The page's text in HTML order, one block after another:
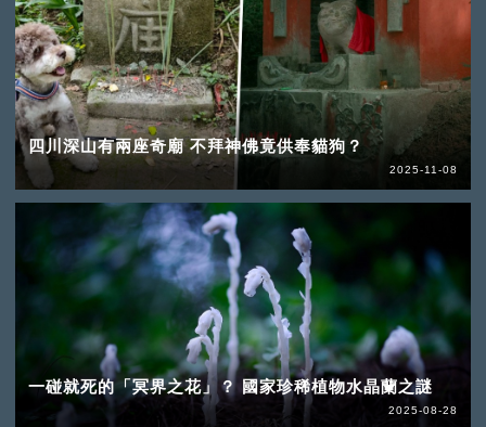
四川深山有兩座奇廟 不拜神佛竟供奉貓狗？
2025-11-08
一碰就死的「冥界之花」？ 國家珍稀植物水晶蘭之謎
2025-08-28